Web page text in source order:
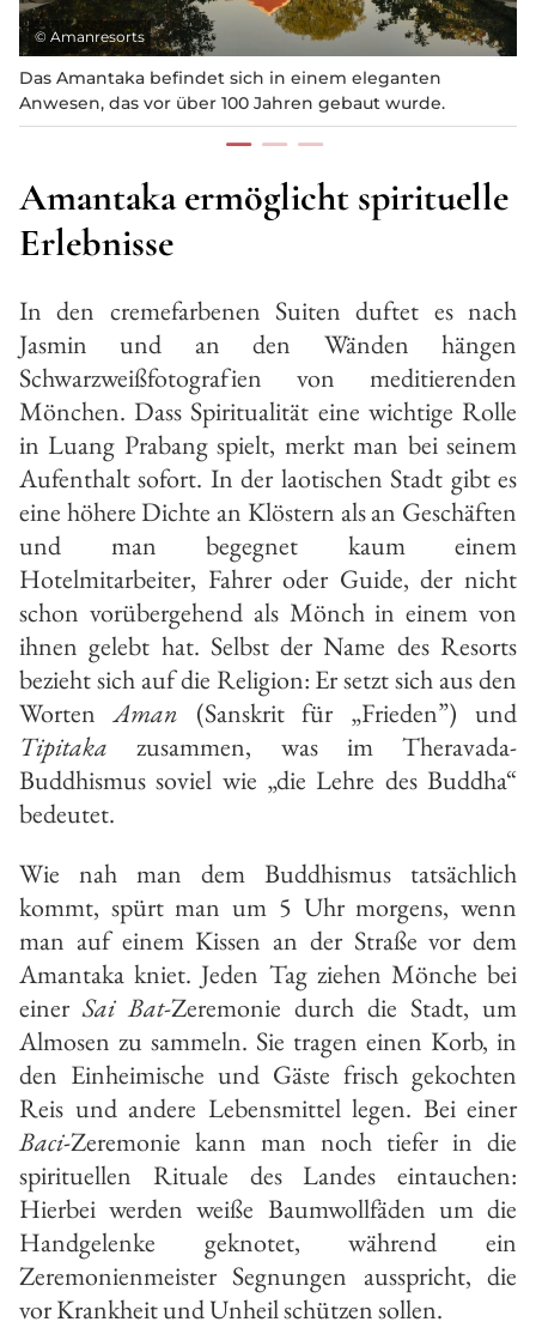
© Amanresorts
Das Amantaka befindet sich in einem eleganten
Anwesen, das vor über 100 Jahren gebaut wurde.
Amantaka ermöglicht spirituelle
Erlebnisse
In den cremefarbenen Suiten duftet es nach
Jasmin und an den Wänden hängen
Schwarzweißfotografien von meditierenden
Mönchen. Dass Spiritualität eine wichtige Rolle
in Luang Prabang spielt, merkt man bei seinem
Aufenthalt sofort. In der laotischen Stadt gibt es
eine höhere Dichte an Klöstern als an Geschäften
und man begegnet kaum einem
Hotelmitarbeiter, Fahrer oder Guide, der nicht
schon vorübergehend als Mönch in einem von
ihnen gelebt hat. Selbst der Name des Resorts
bezieht sich auf die Religion: Er setzt sich aus den
WortenAman (Sanskrit für „Frieden”) und
Tipitaka zusammen, was im Theravada-
Buddhismus soviel wie „die Lehre des Buddha“
bedeutet.
Wie nah man dem Buddhismus tatsächlich
kommt, spürt man um 5 Uhr morgens, wenn
man auf einem Kissen an der Straße vor dem
Amantaka kniet. Jeden Tag ziehen Mönche bei
einerSai Bat-Zeremonie durch die Stadt, um
Almosen zu sammeln. Sie tragen einen Korb, in
den Einheimische und Gäste frisch gekochten
Reis und andere Lebensmittel legen. Bei einer
Baci-Zeremonie kann man noch tiefer in die
spirituellen Rituale des Landes eintauchen:
Hierbei werden weiße Baumwollfäden um die
Handgelenke geknotet, während ein
Zeremonienmeister Segnungen ausspricht, die
vor Krankheit und Unheil schützen sollen.